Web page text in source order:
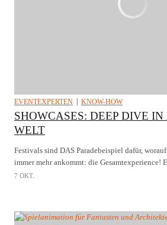
EVENTEXPERTEN KNOW-HOW
SHOWCASES: DEEP DIVE
WELT
Festivals sind DAS Paradebeispiel dafür,
immer mehr ankommt: die Gesamtexperience!
7 OKT.